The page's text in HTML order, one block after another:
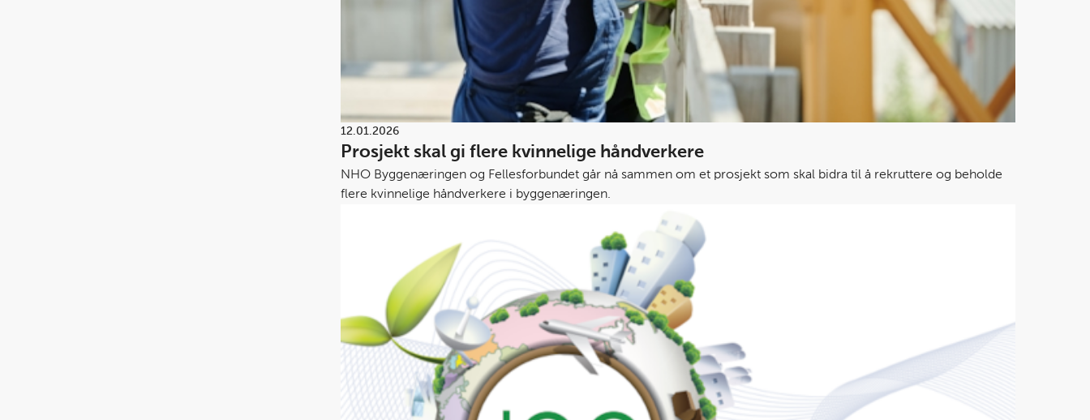
12.01.2026
Prosjekt skal gi flere kvinnelige håndverkere
NHO Byggenæringen og Fellesforbundet går nå sammen om et prosjekt som skal bidra til å rekruttere og beholde
flere kvinnelige håndverkere i byggenæringen.